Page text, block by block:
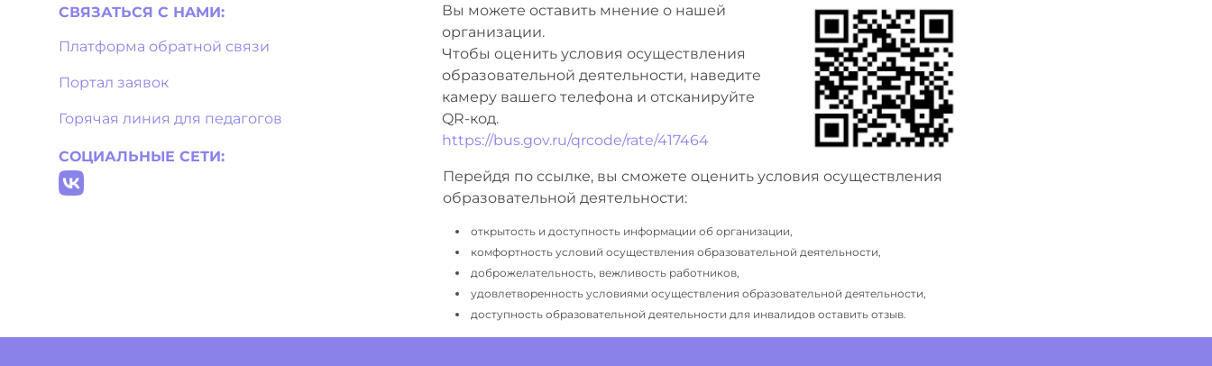
СВЯЗАТЬСЯ С НAМИ:
Платформа обратной связи
Портал заявок
Горячая линия для педагогов
СОЦИАЛЬНЫЕ СЕТИ:
Вы можете оставить мнение о нашей
организации.
Чтобы оценить условия осуществления
образовательной деятельности, наведите
камеру вашего телефона и отсканируйте
QR-код.
https://bus.gov.ru/qrcode/rate/417464
Перейдя по ссылке, вы сможете оценить условия осуществления
образовательной деятельности:
открытость и доступность информации об организации,
комфортность условий осуществления образовательной деятельности,
доброжелательность, вежливость работников,
удовлетворенность условиями осуществления образовательной деятельности,
доступность образовательной деятельности для инвалидов оставить отзыв.